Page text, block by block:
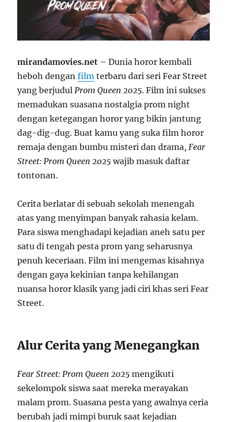
mirandamovies.net – Dunia horor kembali
heboh denganfilm terbaru dari seri Fear Street
yang berjudul Prom Queen 2025. Film ini sukses
memadukan suasana nostalgia prom night
dengan ketegangan horor yang bikin jantung
dag-dig-dug. Buat kamu yang suka film horor
remaja dengan bumbu misteri dan drama, Fear
Street: Prom Queen 2025 wajib masuk daftar
tontonan.
Cerita berlatar di sebuah sekolah menengah
atas yang menyimpan banyak rahasia kelam.
Para siswa menghadapi kejadian aneh satu per
satu di tengah pesta prom yang seharusnya
penuh keceriaan. Film ini mengemas kisahnya
dengan gaya kekinian tanpa kehilangan
nuansa horor klasik yang jadi ciri khas seri Fear
Street.
Alur Cerita yang Menegangkan
Fear Street: Prom Queen 2025 mengikuti
sekelompok siswa saat mereka merayakan
malam prom. Suasana pesta yang awalnya ceria
berubah jadi mimpi buruk saat kejadian